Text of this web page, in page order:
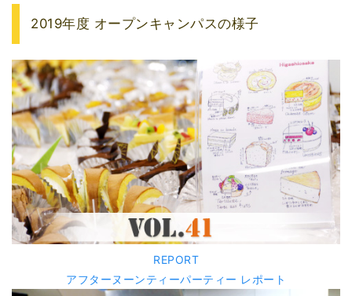
2019年度 オープンキャンパスの様子
REPORT
アフターヌーンティーパーティー レポート